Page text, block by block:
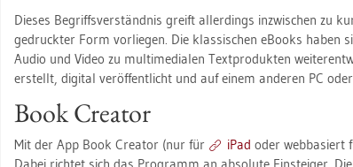
Die­ses Be­griffs­ver­ständ­nis greift al­ler­dings in­zwi­schen zu
ge­druck­ter Form vor­lie­gen. Die klas­si­schen eBooks haben
Audio und Video zu mul­ti­me­dia­len Text­pro­duk­ten
er­stellt, di­gi­tal ver­öf­fent­licht und auf einem an­de­ren PC
Book Crea­tor
Mit der App Book Crea­tor (nur für iPad oder web­ba­siert